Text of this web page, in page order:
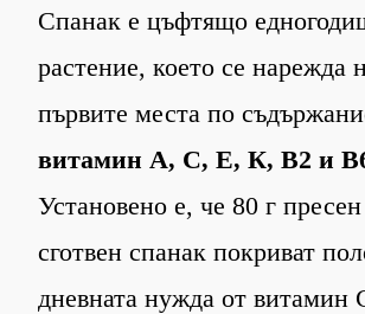
Спанак е цъфтящо
растение, което се нарежда
първите места по
витамин А, С, Е, К, B2 и
Установено е, че 80 г
сготвен спанак покриват
дневната нужда от витамин